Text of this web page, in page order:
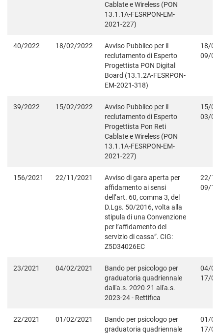
Cablate e Wireless (PON
13.1.1A-FESRPON-EM-
2021-227)
40/2022 18/02/2022
Avviso Pubblico per il
reclutamento di Esperto
Progettista PON Digital
Board (13.1.2A-FESRPON-
EM-2021-318)
18/
09/
39/2022 15/02/2022
Avviso Pubblico per il
reclutamento di Esperto
Progettista Pon Reti
Cablate e Wireless (PON
13.1.1A-FESRPON-EM-
2021-227)
15/
03/
156/2021 22/11/2021
Avviso di gara aperta per
affidamento ai sensi
dell’art. 60, comma 3, del
D.Lgs. 50/2016, volta alla
stipula di una Convenzione
per l’affidamento del
servizio di cassa”. CIG:
Z5D34026EC
22/
09/
23/2021 04/02/2021
Bando per psicologo per
graduatoria quadriennale
dall'a.s. 2020-21 all'a.s.
2023-24 - Rettifica
04/
17/
22/2021 01/02/2021
Bando per psicologo per
graduatoria quadriennale
01/
17/